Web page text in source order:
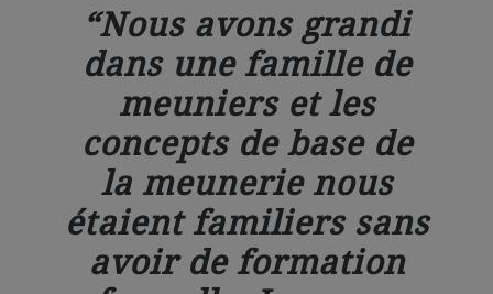
Nous avons grandi
dans une famille de
meuniers et les
concepts de base de
la meunerie nous
étaient familiers sans
avoir de formation